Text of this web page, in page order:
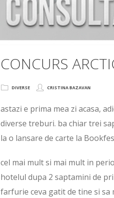
CONCURS
DIVERSE CRISTINA BAZAVAN
astazi e prima mea zi acasa,
diverse treburi. ba chiar trei
la o lansare de carte la
cel mai mult si mai mult in
hotelul dupa 2 saptamini de
farfurie ceva gatit de tine si